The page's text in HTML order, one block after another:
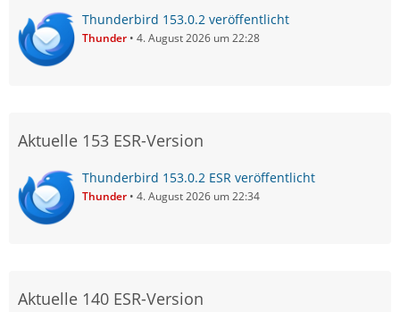
Thunderbird 153.0.2 veröffentlicht
Thunder 4. August 2026 um 22:28
Aktuelle 153 ESR-Version
Thunderbird 153.0.2 ESR veröffentlicht
Thunder 4. August 2026 um 22:34
Aktuelle 140 ESR-Version